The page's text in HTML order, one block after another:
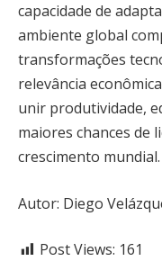
capacidade de
ambiente global
transformações
relevância
unir produtividade,
maiores chances de
crescimento mundial.
Autor: Diego
Post Views: 161